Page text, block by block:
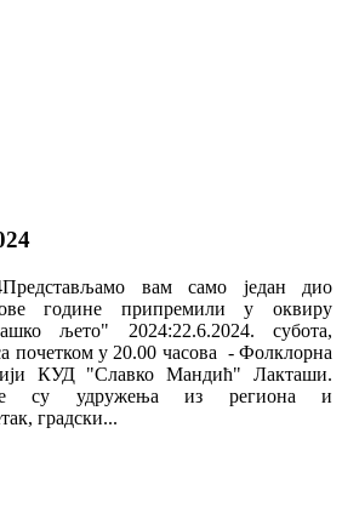
вам само један дио
године припремили у оквиру
љето" 2024:22.6.2024. субота,
почетком у 20.00 часова - Фолклорна
КУД "Славко Мандић" Лакташи.
су удружења из региона и
градски...